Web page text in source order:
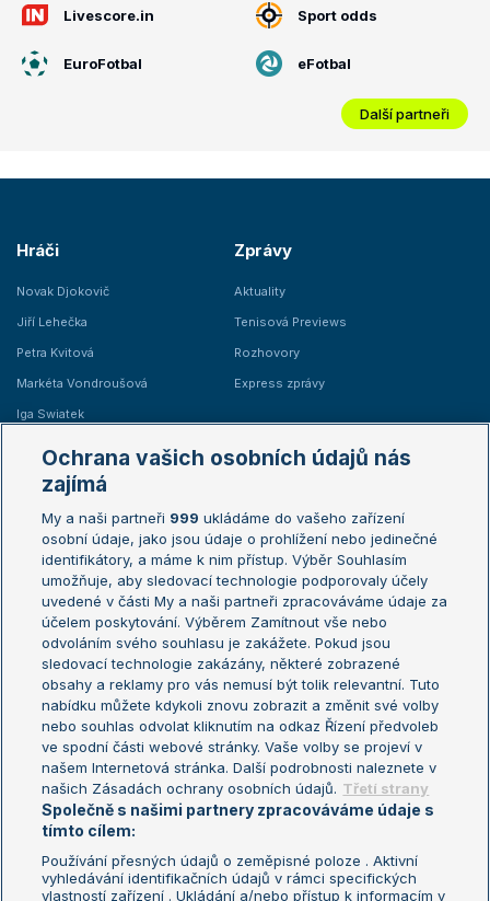
Livescore.in Sport odds
EuroFotbal eFotbal
Další partneři
Hráči
Novak Djokovič
Jiří Lehečka
Petra Kvitová
Markéta Vondroušová
Iga Swiatek
Zprávy
Aktuality
Tenisová Previews
Rozhovory
Express zprávy
Žebříčky
Žebříček ATP (muži)
Žebříček WTA (ženy)
Sázkařský žebříček
Australian Open
French Open
Wimbledon
US Open
Turnaj mistrů
Turnaj mistryň
Aktualní trendy
Fotbalové přestupy
Livesport Daily
LS Prague Open
Ochrana vašich osobních údajů nás
zajímá
My a naši partneři 999 ukládáme do vašeho zařízení
osobní údaje, jako jsou údaje o prohlížení nebo jedinečné
identifikátory, a máme k nim přístup. Výběr Souhlasím
umožňuje, aby sledovací technologie podporovaly účely
uvedené v části My a naši partneři zpracováváme údaje za
účelem poskytování. Výběrem Zamítnout vše nebo
odvoláním svého souhlasu je zakážete. Pokud jsou
sledovací technologie zakázány, některé zobrazené
obsahy a reklamy pro vás nemusí být tolik relevantní. Tuto
nabídku můžete kdykoli znovu zobrazit a změnit své volby
nebo souhlas odvolat kliknutím na odkaz Řízení předvoleb
ve spodní části webové stránky. Vaše volby se projeví v
našem Internetová stránka. Další podrobnosti naleznete v
našich Zásadách ochrany osobních údajů. Třetí strany
Společně s našimi partnery zpracováváme údaje s
tímto cílem:
Používání přesných údajů o zeměpisné poloze . Aktivní
vyhledávání identifikačních údajů v rámci specifických
vlastností zařízení . Ukládání a/nebo přístup k informacím v